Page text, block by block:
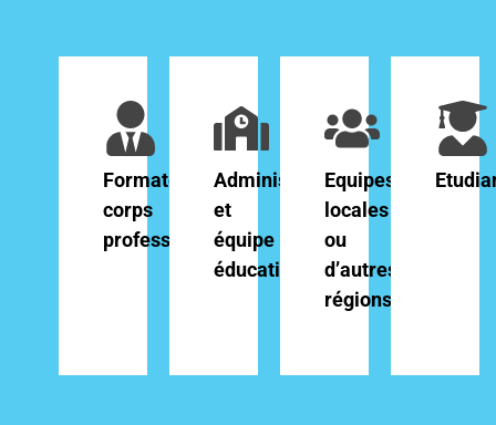
Formateurs,
corps
professoral
Administration
et
équipe
éducative
Equipes
locales
ou
d’autres
régions